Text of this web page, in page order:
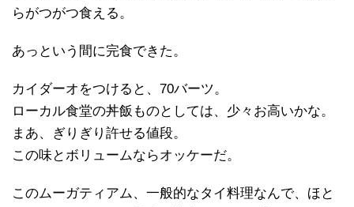
らがつがつ食える。
あっという間に完食できた。
カイダーオをつけると、70バーツ。
ローカル食堂の丼飯ものとしては、少々お高いかな。
まあ、ぎりぎり許せる値段。
この味とボリュームならオッケーだ。
このムーガティアム、一般的なタイ料理なんで、ほと